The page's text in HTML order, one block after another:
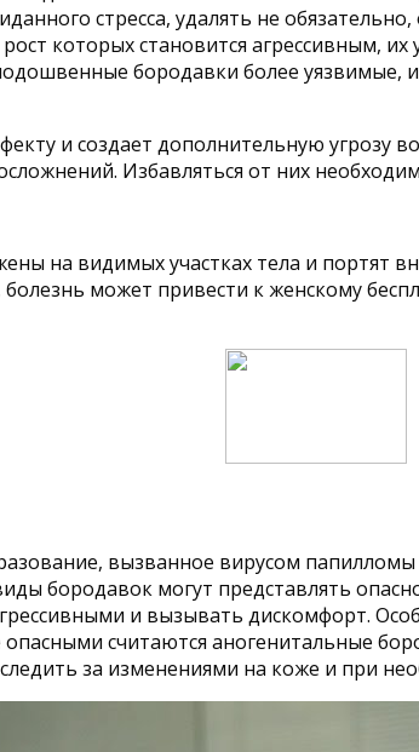
стресса, удалять не
которых становится агрессивным,
бородавки более уязвимые,
и создает дополнительную
Избавляться от них
на видимых участках тела и
болезнь может привести к женскому
вызванное вирусом
бородавок могут представлять
и вызывать дискомфорт.
считаются аногенитальные
за изменениями на коже и при